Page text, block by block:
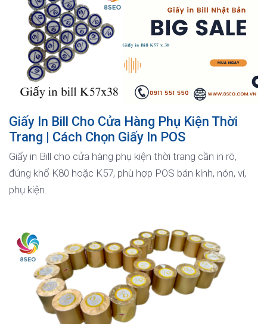
Giấy In Bill Cho Cửa Hàng Phụ Kiện Thời
Trang | Cách Chọn Giấy In POS
Giấy in Bill cho cửa hàng phụ kiện thời trang cần in rõ,
đúng khổ K80 hoặc K57, phù hợp POS bán kính, nón, ví,
phụ kiện.